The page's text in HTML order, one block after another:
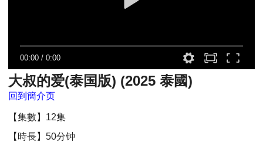
00:00 /0:00
大叔的爱(泰国版) (2025 泰國)
回到簡介页
【集數】12集
【時長】50分钟